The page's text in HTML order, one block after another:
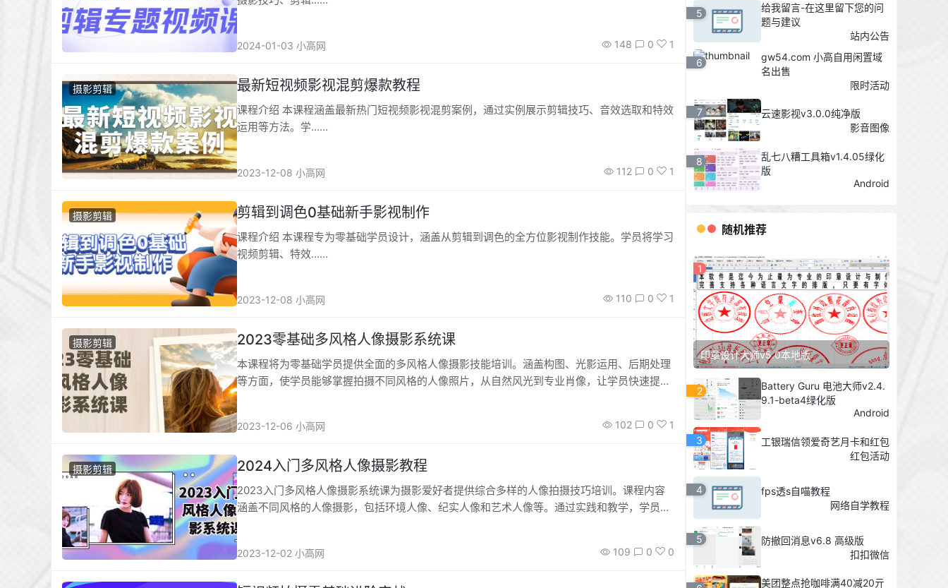
2024-01-03 小高网 148 0 1
摄影剪辑 最新短视频影视混剪爆款教程
课程介绍 本课程涵盖最新热门短视频影视混剪案例，通过实例展示剪辑技巧、音效选取和特效
运用等方法。学……
2023-12-08 小高网 112 0 1
摄影剪辑 剪辑到调色0基础新手影视制作
课程介绍 本课程专为零基础学员设计，涵盖从剪辑到调色的全方位影视制作技能。学员将学习
视频剪辑、特效……
2023-12-08 小高网 110 0 1
摄影剪辑 2023零基础多风格人像摄影系统课
本课程将为零基础学员提供全面的多风格人像摄影技能培训。涵盖构图、光影运用、后期处理
等方面，使学员能够掌握拍摄不同风格的人像照片，从自然风光到专业肖像，让学员快速提升
2023-12-06 小高网 102 0 1
摄影剪辑 2024入门多风格人像摄影教程
2023入门多风格人像摄影系统课为摄影爱好者提供综合多样的人像拍摄技巧培训。课程内容
涵盖不同风格的人像摄影，包括环境人像、纪实人像和艺术人像等。通过实践和教学，学员将
2023-12-02 小高网 109 0 0
5
给我留言-在这里留下您的问
题与建议
站内公告
6
gw54.com 小高自用闲置域
名出售
限时活动
7
云速影视v3.0.0纯净版
影音图像
8
乱七八糟工具箱v1.4.05绿化
版
Android
随机推荐
1
印章设计大师v5.0本地版
2
Battery Guru 电池大师v2.4.
9.1-beta4绿化版
Android
3
工银瑞信领爱奇艺月卡和红包
红包活动
4
fps透s自喵教程
网络自学教程
5
防撤回消息v6.8 高级版
扣扣微信
美团整点抢咖啡满40减20亓